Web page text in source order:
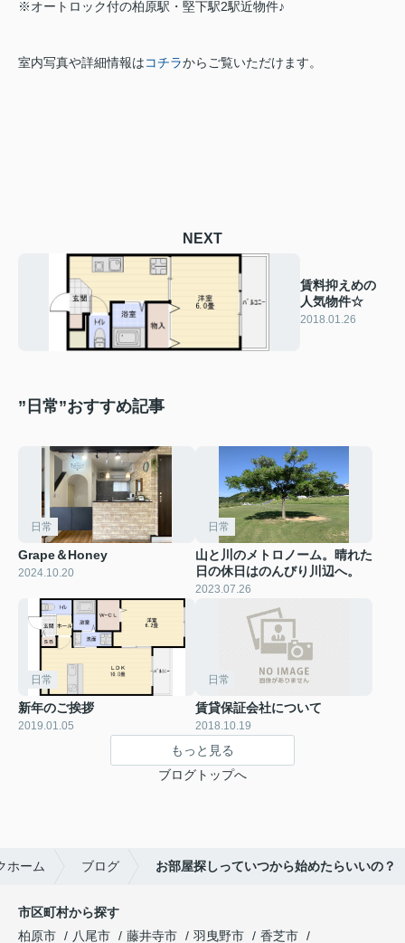
※オートロック付の柏原駅・堅下駅2駅近物件♪
室内写真や詳細情報はコチラからご覧いただけます。
NEXT
賃料抑えめの
人気物件☆
2018.01.26
”日常”おすすめ記事
日常
Grape＆Honey
2024.10.20
日常
山と川のメトロノーム。晴れた
日の休日はのんびり川辺へ。
2023.07.26
日常
新年のご挨拶
2019.01.05
日常
賃貸保証会社について
2018.10.19
もっと見る
ブログトップへ
ホーム ブログ お部屋探しっていつから始めたらいいの？
市区町村から探す
柏原市
八尾市 藤井寺市 羽曳野市
香芝市